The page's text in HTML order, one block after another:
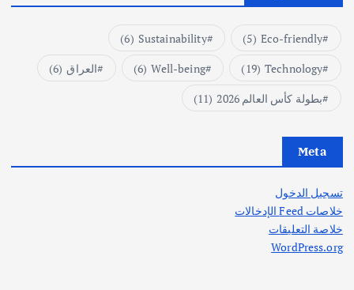
Eco-friendly
(5)
Sustainability
(6)
Technology
(19)
Well-being
(6) العراق (6)
بطولة كأس العالم 2026
(11)
Meta
تسجيل الدخول
خلاصات Feed الإدخالات
خلاصة التعليقات
WordPress.org